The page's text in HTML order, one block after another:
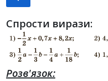
Спрости вирази:
Розв'язок: